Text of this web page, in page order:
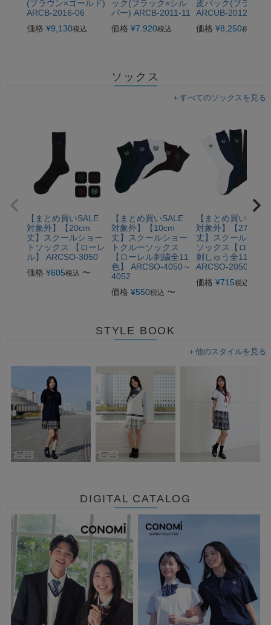
(ブラウン×ゴールド)
ARCB-2016-06
価格 ¥9,130税込
ック(ブラック×シル
バー) ARCB-2011-11
価格 ¥7,920税込
皮バック(ブラック)
ARCUB-2012-11
価格 ¥8,250税込
ソックス
＋すべてのソックスを見る
【まとめ買いSALE
対象外】【20cm
丈】スクールショー
トソックス 【ローレ
ル】 ARCSO-3050
価格 ¥605税込 〜
【まとめ買いSALE
対象外】【10cm
丈】スクールショー
トクルーソックス
【ローレル刺繍全11
色】 ARCSO-4050～
4052
価格 ¥550税込 〜
【まとめ買いSALE
対象外】【27cm
丈】スクールミド
ソックス【ローレ
刺しゅう全11柄】
ARCSO-2050～
価格 ¥715税込
STYLE BOOK
＋他のスタイルを見る
DIGITAL CATALOG